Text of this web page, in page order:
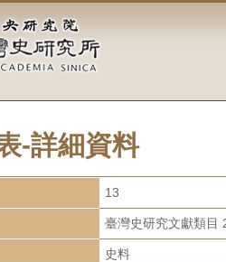
-詳細資料
13
臺灣史研究文獻類目
史料